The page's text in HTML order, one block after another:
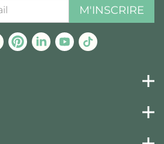
M'INSCRIRE